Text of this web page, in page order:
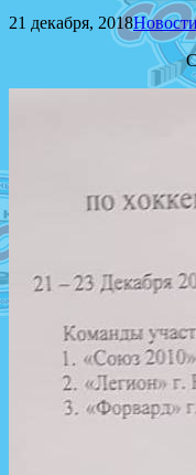
21 декабря, 2018Новости